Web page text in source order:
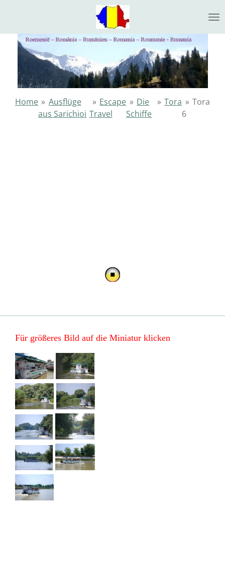
naar
hoofdinhoud
Home » Ausflüge
aus Sarichioi
» Escape
Travel
» Die
Schiffe
» Tora » Tora
6
Für größeres Bild auf die Miniatur klicken